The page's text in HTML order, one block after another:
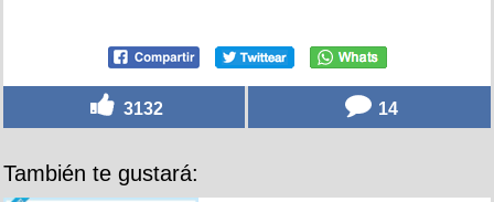
3132 14
También te gustará: